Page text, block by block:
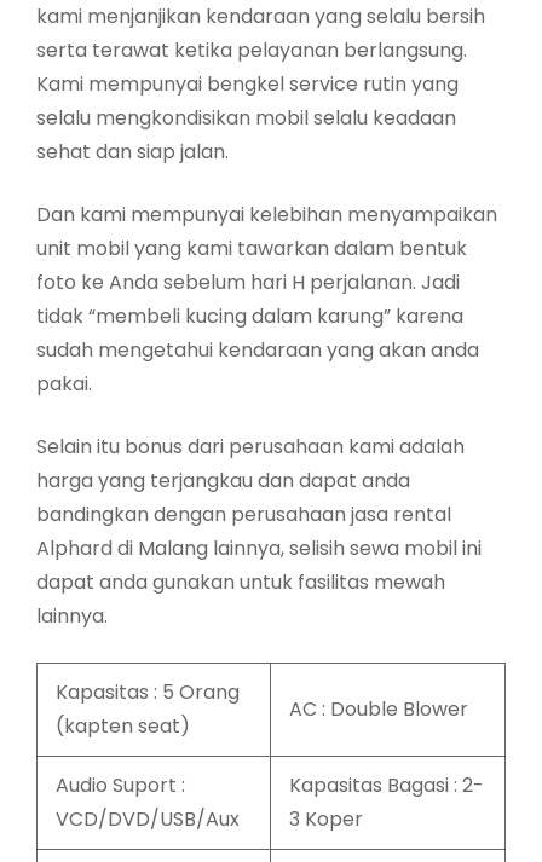
kami menjanjikan kendaraan yang selalu bersih
serta terawat ketika pelayanan berlangsung.
Kami mempunyai bengkel service rutin yang
selalu mengkondisikan mobil selalu keadaan
sehat dan siap jalan.
Dan kami mempunyai kelebihan menyampaikan
unit mobil yang kami tawarkan dalam bentuk
foto ke Anda sebelum hari H perjalanan. Jadi
tidak “membeli kucing dalam karung” karena
sudah mengetahui kendaraan yang akan anda
pakai.
Selain itu bonus dari perusahaan kami adalah
harga yang terjangkau dan dapat anda
bandingkan dengan perusahaan jasa rental
Alphard di Malang lainnya, selisih sewa mobil ini
dapat anda gunakan untuk fasilitas mewah
lainnya.
Kapasitas : 5 Orang
(kapten seat)
AC : Double Blower
Audio Suport :
VCD/DVD/USB/Aux
Kapasitas Bagasi : 2-
3 Koper